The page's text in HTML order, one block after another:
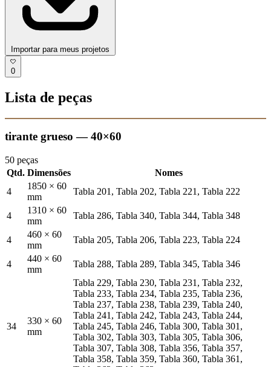
Importar para meus projetos
0
Lista de peças
tirante grueso — 40×60
50 peças
Qtd. Dimensões
Nomes
4
1850 × 60
mm
Tabla 201, Tabla 202, Tabla 221, Tabla 222
4
1310 × 60
mm
Tabla 286, Tabla 340, Tabla 344, Tabla 348
4
460 × 60
mm
Tabla 205, Tabla 206, Tabla 223, Tabla 224
4
440 × 60
mm
Tabla 288, Tabla 289, Tabla 345, Tabla 346
34
330 × 60
mm
Tabla 229, Tabla 230, Tabla 231, Tabla 232,
Tabla 233, Tabla 234, Tabla 235, Tabla 236,
Tabla 237, Tabla 238, Tabla 239, Tabla 240,
Tabla 241, Tabla 242, Tabla 243, Tabla 244,
Tabla 245, Tabla 246, Tabla 300, Tabla 301,
Tabla 302, Tabla 303, Tabla 305, Tabla 306,
Tabla 307, Tabla 308, Tabla 356, Tabla 357,
Tabla 358, Tabla 359, Tabla 360, Tabla 361,